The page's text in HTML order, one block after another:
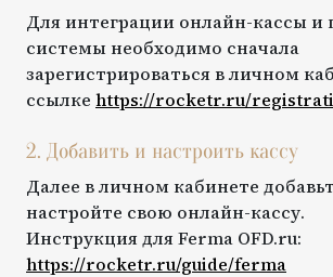
Для интеграции онлайн-кассы и
системы необходимо сначала
зарегистрироваться в личном
ссылке https://rocketr.ru/
2. Добавить и настроить кассу
Далее в личном кабинете
настройте свою онлайн-кассу.
Инструкция дляFerma OFD.ru:
https://rocketr.ru/guide/ferma